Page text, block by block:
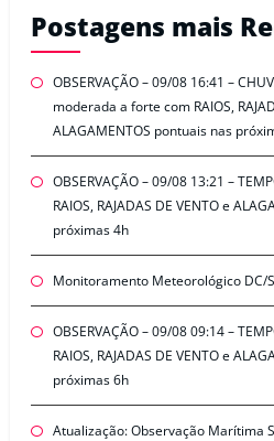
Postagens mais
OBSERVAÇÃO – 09/08 16:41 –
moderada a forte com RAIOS,
ALAGAMENTOS pontuais nas
OBSERVAÇÃO – 09/08 13:21 –
RAIOS, RAJADAS DE VENTO e
próximas 4h
Monitoramento Meteorológico DC/
OBSERVAÇÃO – 09/08 09:14 –
RAIOS, RAJADAS DE VENTO e
próximas 6h
Atualização: Observação Marítima